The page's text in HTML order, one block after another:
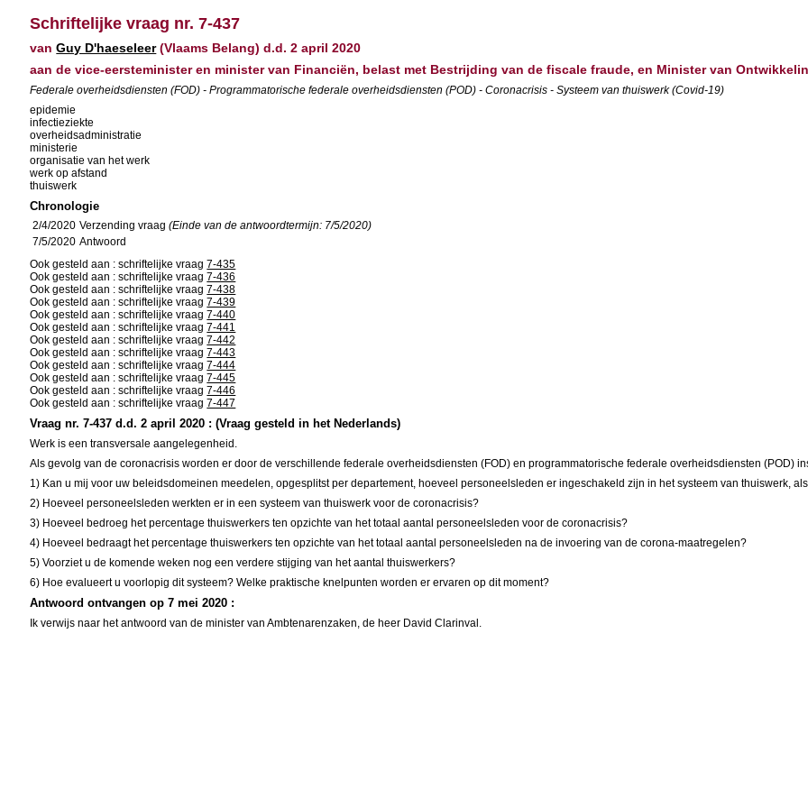
Schriftelijke vraag nr. 7-437
vanGuy D'haeseleer(Vlaams Belang) d.d. 2 april 2020
aan de vice-eersteminister en minister van Financiën, belast met Bestrijding van de fiscale fraude, en Minister van
Federale overheidsdiensten (FOD) - Programmatorische federale overheidsdiensten (POD) - Coronacrisis - Systeem van thuiswerk (Covid-19)
epidemie
infectieziekte
overheidsadministratie
ministerie
organisatie van het werk
werk op afstand
thuiswerk
Chronologie
2/4/2020 Verzending vraag(Einde van de antwoordtermijn: 7/5/2020)
7/5/2020 Antwoord
Ook gesteld aan : schriftelijke vraag7-435
Ook gesteld aan : schriftelijke vraag7-436
Ook gesteld aan : schriftelijke vraag7-438
Ook gesteld aan : schriftelijke vraag7-439
Ook gesteld aan : schriftelijke vraag7-440
Ook gesteld aan : schriftelijke vraag7-441
Ook gesteld aan : schriftelijke vraag7-442
Ook gesteld aan : schriftelijke vraag7-443
Ook gesteld aan : schriftelijke vraag7-444
Ook gesteld aan : schriftelijke vraag7-445
Ook gesteld aan : schriftelijke vraag7-446
Ook gesteld aan : schriftelijke vraag7-447
Vraag nr. 7-437 d.d. 2 april 2020 : (Vraag gesteld in het Nederlands)
Werk is een transversale aangelegenheid.
Als gevolg van de coronacrisis worden er door de verschillende federale overheidsdiensten (FOD) en programmatorische federale overheidsdiensten (POD)
1) Kan u mij voor uw beleidsdomeinen meedelen, opgesplitst per departement, hoeveel personeelsleden er ingeschakeld zijn in het systeem van thuiswerk,
2) Hoeveel personeelsleden werkten er in een systeem van thuiswerk voor de coronacrisis?
3) Hoeveel bedroeg het percentage thuiswerkers ten opzichte van het totaal aantal personeelsleden voor de coronacrisis?
4) Hoeveel bedraagt het percentage thuiswerkers ten opzichte van het totaal aantal personeelsleden na de invoering van de corona-maatregelen?
5) Voorziet u de komende weken nog een verdere stijging van het aantal thuiswerkers?
6) Hoe evalueert u voorlopig dit systeem? Welke praktische knelpunten worden er ervaren op dit moment?
Antwoord ontvangen op 7 mei 2020 :
Ik verwijs naar het antwoord van de minister van Ambtenarenzaken, de heer David Clarinval.